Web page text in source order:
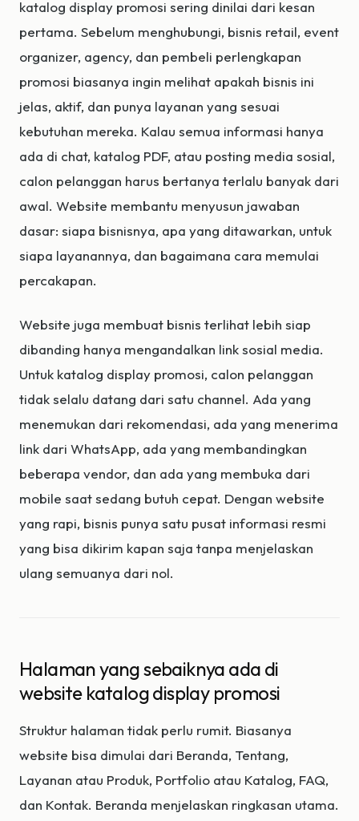
katalog display promosi sering dinilai dari kesan
pertama. Sebelum menghubungi, bisnis retail, event
organizer, agency, dan pembeli perlengkapan
promosi biasanya ingin melihat apakah bisnis ini
jelas, aktif, dan punya layanan yang sesuai
kebutuhan mereka. Kalau semua informasi hanya
ada di chat, katalog PDF, atau posting media sosial,
calon pelanggan harus bertanya terlalu banyak dari
awal. Website membantu menyusun jawaban
dasar: siapa bisnisnya, apa yang ditawarkan, untuk
siapa layanannya, dan bagaimana cara memulai
percakapan.
Website juga membuat bisnis terlihat lebih siap
dibanding hanya mengandalkan link sosial media.
Untuk katalog display promosi, calon pelanggan
tidak selalu datang dari satu channel. Ada yang
menemukan dari rekomendasi, ada yang menerima
link dari WhatsApp, ada yang membandingkan
beberapa vendor, dan ada yang membuka dari
mobile saat sedang butuh cepat. Dengan website
yang rapi, bisnis punya satu pusat informasi resmi
yang bisa dikirim kapan saja tanpa menjelaskan
ulang semuanya dari nol.
Halaman yang sebaiknya ada di
website katalog display promosi
Struktur halaman tidak perlu rumit. Biasanya
website bisa dimulai dari Beranda, Tentang,
Layanan atau Produk, Portfolio atau Katalog, FAQ,
dan Kontak. Beranda menjelaskan ringkasan utama.